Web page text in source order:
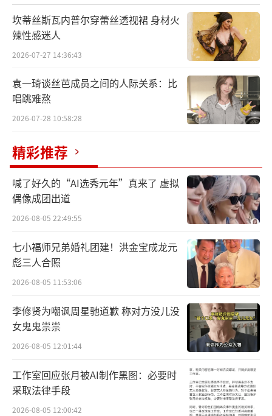
文名才配合英文取中文名，“Out of Servic
e”一语双关，既是卸下所有身份回归演奏者本
身，也是指脱离所有的目的性专注于即兴的、
当下的表达。作为一张全原创钢琴演奏专辑，
《须臾之桥Out of Service》历经漫长构思，整
合着刘胡轶的音乐实验，为了让每一个音符都
能真实地传达歌曲本身所表达的触感，他曾辗
转与北京和中国台北两地之间寻找合适的钢琴
完成录音，最终组合成这部完整的钢琴叙事。
在《须臾之桥Out of Service》数位音频发
行之初，刘胡轶已悄然开始推进实体彩胶制作
计划。从实体配置设计到音乐最重要的载体——
胶片打样，他在每一个步骤中都投入专注。此
次实体专辑以彩胶的形式进行制作，由于纯钢
噪音，为减少噪音带来的影响，彩胶来来回回
打样三版才选中最终的版本。刘胡轶希望能给
听众更纯粹的钢琴曲演奏体验，这也是对自我
输出的作品的尊重。
当代艺术家陈丹青为封面题字，专辑兼具
坎蒂丝斯瓦内普尔穿蕾丝透视裙 身材火
辣性感迷人
2026-07-27 14:36:43
袁一琦谈丝芭成员之间的人际关系：比
唱跳难熬
2026-07-28 10:58:28
精彩推荐
喊了好久的“AI选秀元年”真来了 虚拟
偶像成团出道
2026-08-05 22:49:55
七小福师兄弟婚礼团建！洪金宝成龙元
彪三人合照
2026-08-05 11:53:06
李修贤为嘲讽周星驰道歉 称对方没儿没
女鬼鬼祟祟
2026-08-05 12:01:44
工作室回应张月被AI制作黑图：必要时
采取法律手段
2026-08-05 12:00:42